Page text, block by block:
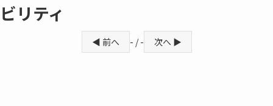
ビリティ
◀ 前へ - / - 次へ ▶